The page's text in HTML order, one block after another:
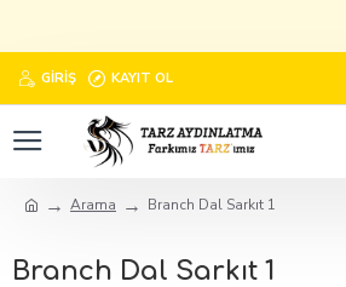
GIRIŞ KAYIT OL
Arama Branch Dal Sarkıt 1
Branch Dal Sarkıt 1